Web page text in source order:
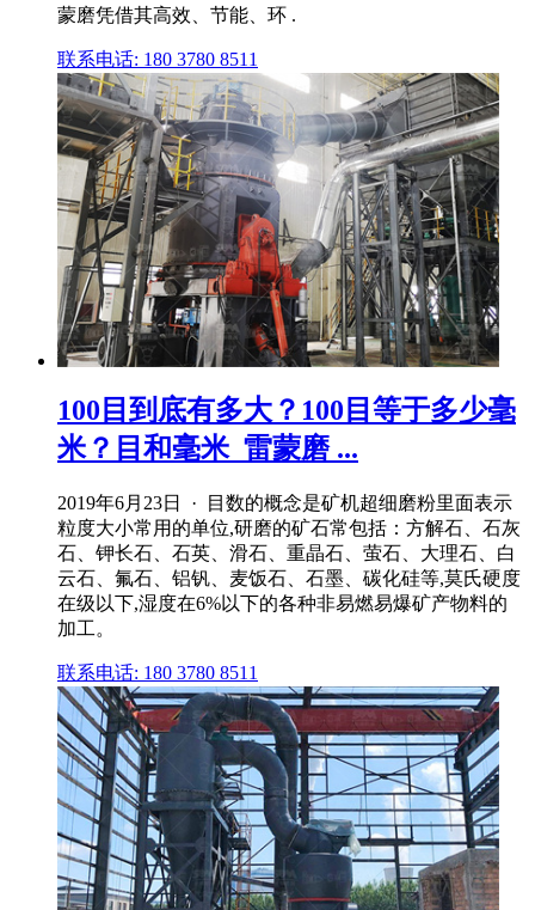
蒙磨凭借其高效、节能、环 .
联系电话: 180 3780 8511
100目到底有多大？100目等于多少毫
米？目和毫米_雷蒙磨 ...
2019年6月23日 · 目数的概念是矿机超细磨粉里面表示
粒度大小常用的单位,研磨的矿石常包括：方解石、石灰
石、钾长石、石英、滑石、重晶石、萤石、大理石、白
云石、氟石、铝钒、麦饭石、石墨、碳化硅等,莫氏硬度
在级以下,湿度在6%以下的各种非易燃易爆矿产物料的
加工。
联系电话: 180 3780 8511